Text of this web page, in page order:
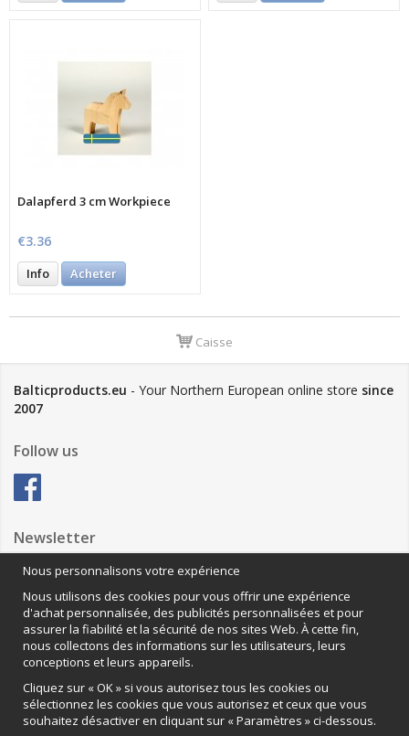
Dalapferd 3 cm Workpiece
€3.36
Info Acheter
Caisse
Balticproducts.eu - Your Northern European online store since
2007
Follow us
Newsletter
Anmäl mig
Nous contacter
VAMOS Commerce AB
Organisationsnummer: 559502-0453
Nous personnalisons votre expérience
Nous utilisons des cookies pour vous offrir une expérience
d'achat personnalisée, des publicités personnalisées et pour
assurer la fiabilité et la sécurité de nos sites Web. À cette fin,
nous collectons des informations sur les utilisateurs, leurs
conceptions et leurs appareils.
Cliquez sur « OK » si vous autorisez tous les cookies ou
sélectionnez les cookies que vous autorisez et ceux que vous
souhaitez désactiver en cliquant sur « Paramètres » ci-dessous.